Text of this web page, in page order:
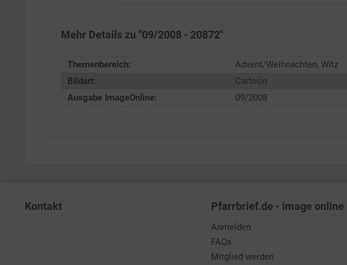
Mehr Details zu "09/2008 - 20872"
Themenbereich:
Advent/Weihnachten, Witz
Bildart:
Cartoon
Ausgabe ImageOnline:
09/2008
Kontakt Pfarrbrief.de - image online
Anmelden
FAQs
Mitglied werden
Service